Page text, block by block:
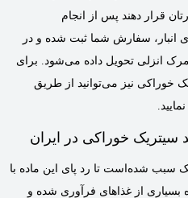
قرار دهند پس از انجام
انبار، سفارش شما ثبت شده و در
انزلی تحویل داده می‌شود. برای
خوراکی نیز می‌توانید از طریق
سیتریک خوراکی در ایران
سبب شده‌است تا رد پای این ماده با
بسیاری از غذاهای فرآوری شده و